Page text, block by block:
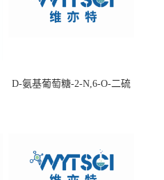
D-氨基葡萄糖-2-N,6-O-二硫